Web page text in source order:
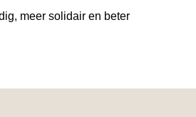
meer solidair en beter